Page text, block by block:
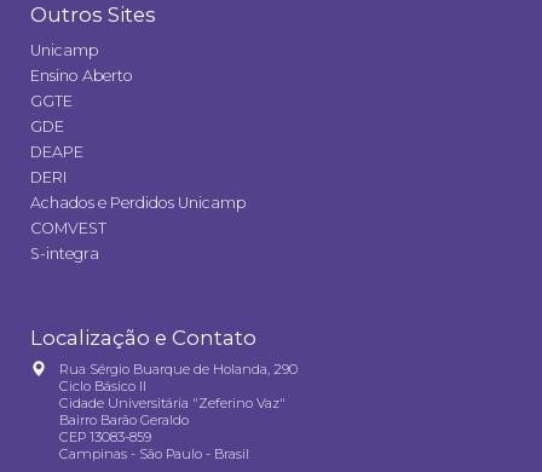
Outros Sites
Unicamp
Ensino Aberto
GGTE
GDE
DEAPE
DERI
Achados e Perdidos Unicamp
COMVEST
S-integra
Localização e Contato
Rua Sérgio Buarque de Holanda, 290
Ciclo Básico II
Cidade Universitária "Zeferino Vaz"
Bairro Barão Geraldo
CEP 13083-859
Campinas - São Paulo - Brasil